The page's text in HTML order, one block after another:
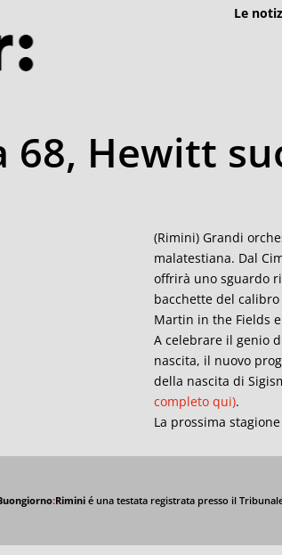
Le
68, Hewitt
(Rimini) Grandi
malatestiana. Dal
offrirà uno sguardo
bacchette del calibro
Martin in the Fields
A celebrare il genio
nascita, il nuovo
della nascita di
completo qui).
La prossima
:Riminié una testata registrata presso il